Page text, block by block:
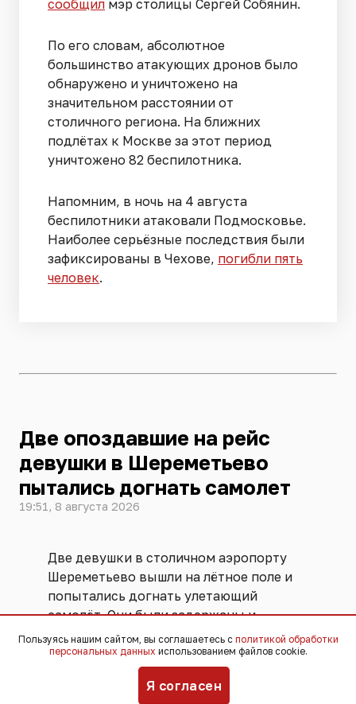
сообщил мэр столицы Сергей Собянин.
По его словам, абсолютное
большинство атакующих дронов было
обнаружено и уничтожено на
значительном расстоянии от
столичного региона. На ближних
подлётах к Москве за этот период
уничтожено 82 беспилотника.
Напомним, в ночь на 4 августа
беспилотники атаковали Подмосковье.
Наиболее серьёзные последствия были
зафиксированы в Чехове, погибли пять
человек.
Две опоздавшие на рейс
девушки в Шереметьево
пытались догнать самолет
19:51, 8 августа 2026
Две девушки в столичном аэропорту
Шереметьево вышли на лётное поле и
попытались догнать улетающий
самолёт. Они были задержаны и
переданы ФСБ. Угрозы безопасности
полётов не возникло, никто не
сообщили
в пресс-службе
Пользуясь нашим сайтом, вы соглашаетесь с политикой обработки
персональных данных использованием файлов cookie.
Я согласен